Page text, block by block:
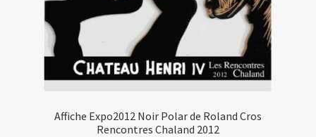
Affiche Expo2012 Noir Polar de Roland Cros
Rencontres Chaland 2012